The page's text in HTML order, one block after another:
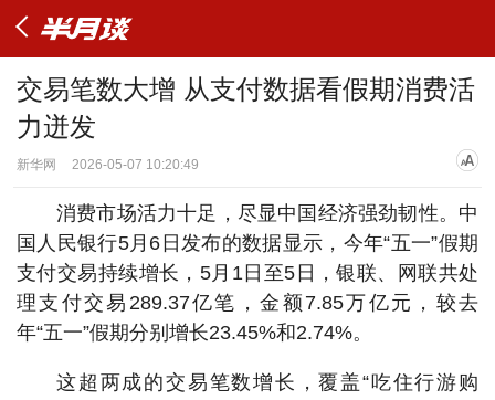
交易笔数大增 从支付数据看假期消费活
力迸发
新华网 2026-05-07 10:20:49
消费市场活力十足，尽显中国经济强劲韧性。中
国人民银行5月6日发布的数据显示，今年“五一”假期
支付交易持续增长，5月1日至5日，银联、网联共处
理支付交易289.37亿笔，金额7.85万亿元，较去
年“五一”假期分别增长23.45%和2.74%。
这超两成的交易笔数增长，覆盖“吃住行游购